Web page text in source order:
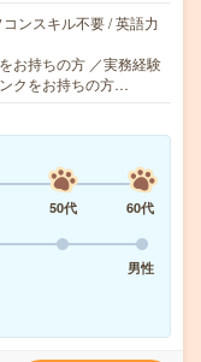
ンスキル不要 / 英語力
お持ちの方 ／実務経験
クをお持ちの方…
50代
60代
男性